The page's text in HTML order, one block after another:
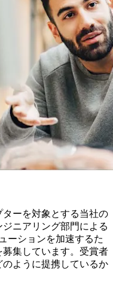
ーを対象とする当社の
ニアリング部門による
ーションを加速するた
集しています。受賞者
ように提携しているか